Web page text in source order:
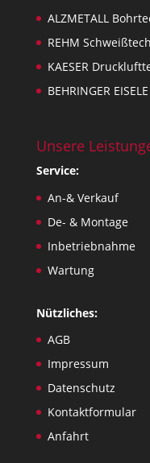
ALZMETALL
REHM
KAESER
BEHRINGER
Unsere
Service:
An-& Verkauf
De- & Montage
Inbetriebnahme
Wartung
Nützliches:
AGB
Impressum
Datenschutz
Kontaktformular
Anfahrt